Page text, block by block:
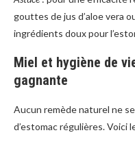
gouttes de jus d’aloe vera
ingrédients doux pour
Miel et hygiène de
gagnante
Aucun remède naturel ne
d’estomac régulières. Voici